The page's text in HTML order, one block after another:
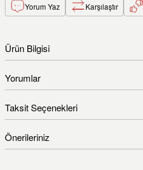
Yorum Yaz Karşılaştır
Ürün Bilgisi
Yorumlar
Taksit Seçenekleri
Önerileriniz